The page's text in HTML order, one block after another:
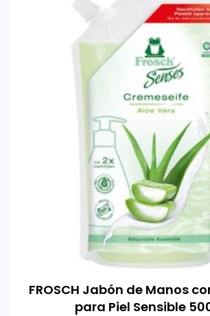
FROSCH Jabón de Manos
para Piel Sensible